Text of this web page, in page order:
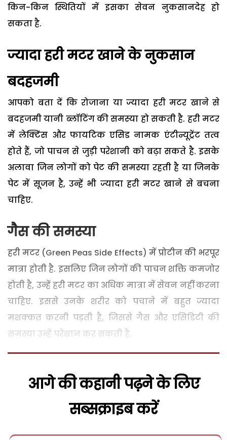
किन-किन स्थितियों में इसका सेवन नुकसानदेह हो
सकता है.
ज्यादा हरी मटर खाने के नुकसान
बदहजमी
आपको बता दें कि रोजाना या ज्यादा हरी मटर खाने से
बदहजमी यानी ब्लॉटिंग की समस्या हो सकती है. हरी मटर
में लेक्टिंस और फायटिक एसिड नामक एंटीन्यूट्रेंट तत्व
होते हैं, जो पाचन से जुड़ी परेशानी को बढ़ा सकते है. इसके
अलावा जिन लोगों को पेट की समस्या रहती है या जिनके
पेट में सूजन है, उन्हें भी ज्यादा हरी मटर खाने से बचना
चाहिए.
गैस की समस्या
हरी मटर (Green Peas Side Effects) में प्रोटीन की भरपूर
मात्रा होती है. इसलिए जिन लोगों की पाचन शक्ति कमजोर
होती है, उन्हें हरी मटर का अधिक मात्रा में सेवन नहीं करना
चाहिए. इससे उनके शरीर को पचाने में बहुत ज्यादा
मशक्कत करनी पड़ती है, जिससे गैस और एसिडिटी की
समस्या उन्हें परेशान कर सकती है.
आगे की कहानी पढ़ने के लिए
सब्सक्राइब करें